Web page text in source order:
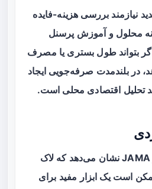
نیازمند بررسی هزینه-فایده
محلول و آموزش پرسنل
بتواند طول بستری یا مصرف
در بلندمدت صرفه‌جویی ایجاد
تحلیل اقتصادی محلی است.
لاک
است یک ابزار مفید برای